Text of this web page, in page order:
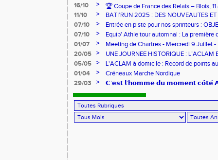
16/10
>
🏆 Coupe de France des Relais – Blois,
11/10
>
BATI’RUN 2025 : DES NOUVEAUTES
07/10
>
Entrée en piste pour nos sprinteurs :
FRANCE !
07/10 >
Equip' Athle tour automnal : La première
jeunes !
01/07 >
Meeting de Chartres - Mercredi 9 Juillet
20/05
>
UNE JOURNEE HISTORIQUE : L’ACLAM
05/05
>
L'ACLAM à domicile : Record de points
01/04
>
Créneaux Marche Nordique
29/03
> 𝗖’𝗲𝘀𝘁 𝗹’𝗵𝗼𝗺𝗺𝗲 𝗱𝘂 𝗺𝗼𝗺𝗲𝗻𝘁 𝗰𝗼̂𝘁𝗲́